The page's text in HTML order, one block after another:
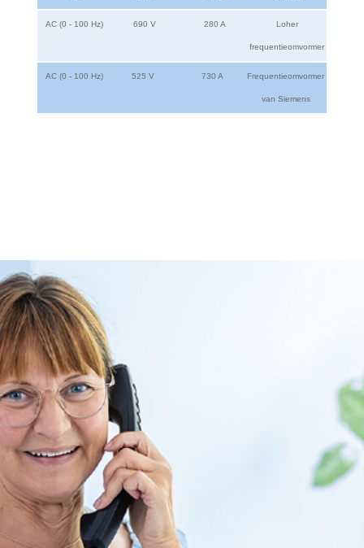
AC (0 - 100 Hz) 690 V 280 A Loher
frequentieomvormer
AC (0 - 100 Hz) 525 V 730 A Frequentieomvormer
van Siemens